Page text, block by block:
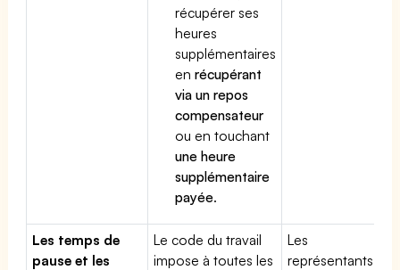
récupérer ses
heures
supplémentaires
enrécupérant
via un repos
compensateur
ou en touchant
une heure
supplémentaire
payée.
Les temps de
pause et les
Le code du travail
impose à toutes les
Les
représentants